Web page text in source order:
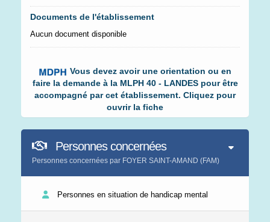
Documents de l'établissement
Aucun document disponible
Vous devez avoir une orientation ou en
faire la demande à la MLPH 40 - LANDES pour être
accompagné par cet établissement. Cliquez pour
ouvrir la fiche
Personnes concernées
Personnes concernées par FOYER SAINT-AMAND (FAM)
Personnes en situation de handicap mental